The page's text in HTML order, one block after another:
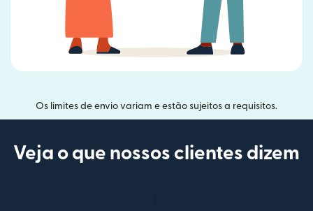
Os limites de envio variam e estão sujeitos a requisitos.
Veja o que nossos clientes dizem